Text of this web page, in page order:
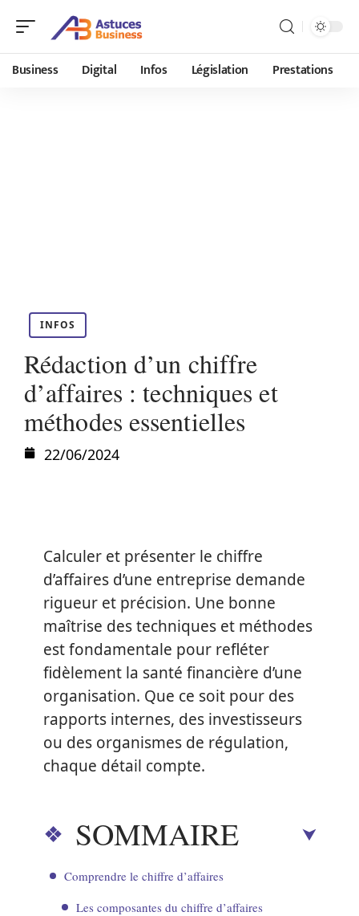
Business Digital Infos Législation Prestations
INFOS
Rédaction d’un chiffre
d’affaires : techniques et
méthodes essentielles
22/06/2024
Calculer et présenter le chiffre
d’affaires d’une entreprise demande
rigueur et précision. Une bonne
maîtrise des techniques et méthodes
est fondamentale pour refléter
fidèlement la santé financière d’une
organisation. Que ce soit pour des
rapports internes, des investisseurs
ou des organismes de régulation,
chaque détail compte.
SOMMAIRE
Comprendre le chiffre d’affaires
Les composantes du chiffre d’affaires